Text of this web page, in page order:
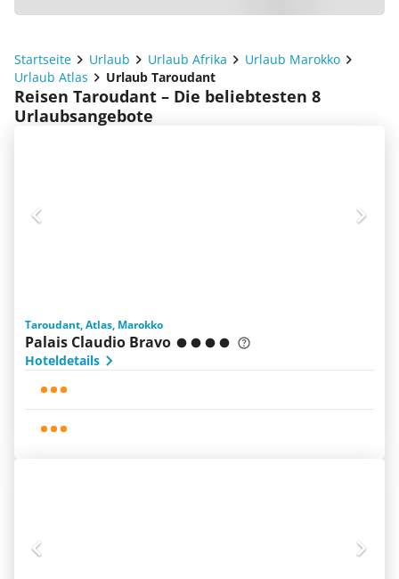
Startseite Urlaub Urlaub Afrika
Urlaub Marokko
Urlaub Atlas
Urlaub Taroudant
Reisen Taroudant – Die beliebtesten 8
Urlaubsangebote
Taroudant, Atlas, Marokko
Palais Claudio Bravo
Hoteldetails